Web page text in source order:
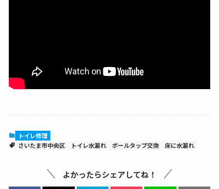
トイレ修理
さいたま市中央区
トイレ水漏れ ボールタップ交換 床に水漏れ
よかったらシェアしてね！